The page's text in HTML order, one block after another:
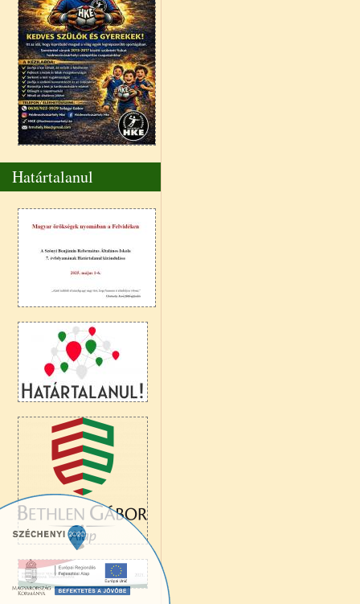
Határtalanul